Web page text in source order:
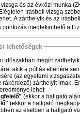
és az évközi munka
írásbeli vizsga
A zárthelyik és az
pontozás megtekinthető a
lehetőségek
időszakban megírt
akik a pótlás ellenére
(az egyetemi
rákérdező) zárthelyit írnak.
lehet:
(ekkor a hallgató
(ekkor a hallgató
az esetben a hallgató